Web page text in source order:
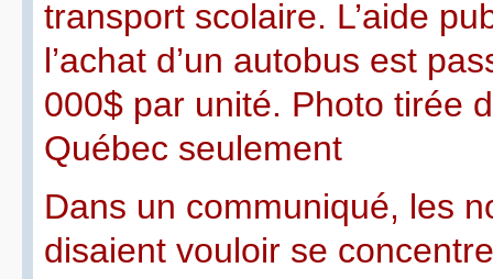
transport scolaire. L’aide
l’achat d’un autobus est
000$ par unité. Photo tirée
Québec seulement
Dans un communiqué, les
disaient vouloir se